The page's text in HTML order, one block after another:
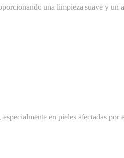
una limpieza suave y un
en pieles afectadas por